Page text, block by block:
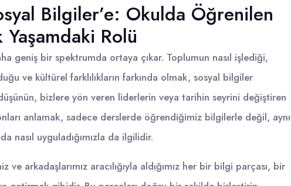
Bilgiler’e: Okulda Öğrenilen
Rolü
geniş bir spektrumda ortaya çıkar. Toplumun nasıl işlediği,
ve kültürel farklılıkların farkında olmak, sosyal bilgiler
bizlere yön veren liderlerin veya tarihin seyrini değiştiren
anlamak, sadece derslerde öğrendiğimiz bilgilerle değil, aynı
nasıl uyguladığımızla da ilgilidir.
arkadaşlarımız aracılığıyla aldığımız her bir bilgi parçası, bir